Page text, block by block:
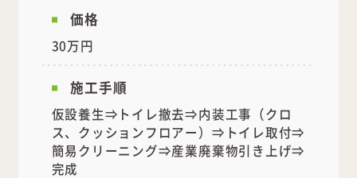
価格
30万円
施工手順
仮設養生⇒トイレ撤去⇒内装工事（クロ
ス、クッションフロアー）⇒トイレ取付⇒
簡易クリーニング⇒産業廃棄物引き上げ⇒
完成